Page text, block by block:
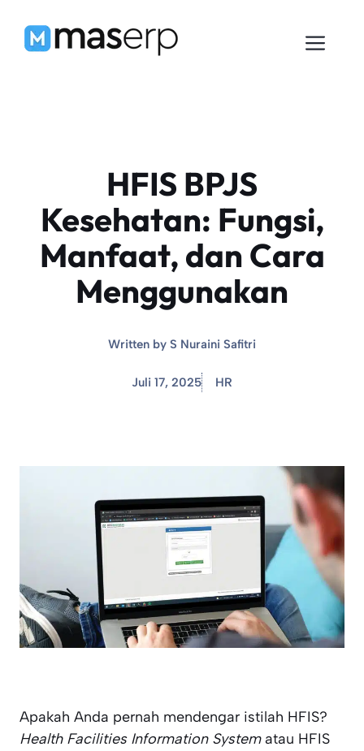
HFIS BPJS
Kesehatan: Fungsi,
Manfaat, dan Cara
Menggunakan
Written by S Nuraini Safitri
Juli 17, 2025 HR
Apakah Anda pernah mendengar istilah HFIS?
Health Facilities Information Systematau HFIS